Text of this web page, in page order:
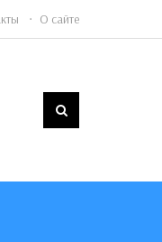
О сайте